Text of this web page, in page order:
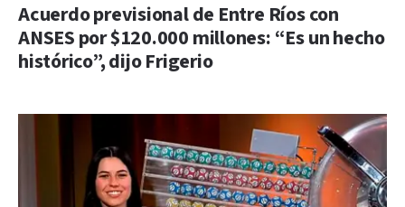
Acuerdo previsional de Entre Ríos con
ANSES por $120.000 millones: “Es un hecho
histórico”, dijo Frigerio